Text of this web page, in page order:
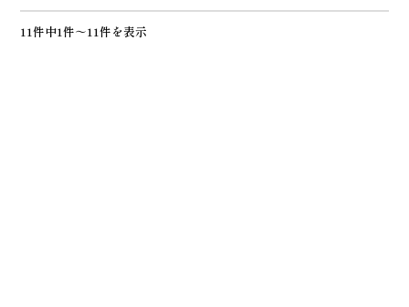
11件中1件～11件を表示